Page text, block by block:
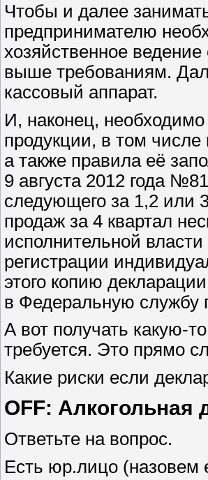
Чтобы и далее
предпринимателю
хозяйственное
выше требованиям.
кассовый аппарат.
И, наконец,
продукции, в том
а также правила её
9 августа 2012 года
следующего за 1,2 или
продаж за 4 квартал
исполнительной
регистрации
этого копию
в Федеральную службу
А вот получать какую-
требуется. Это прямо
Какие риски если
OFF: Алкогольная
Ответьте на вопрос.
Есть юр.лицо (назовем